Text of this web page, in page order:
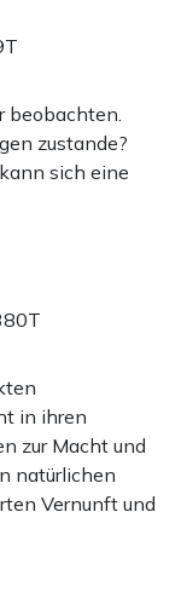
beobachten.
zustande?
sich eine
in ihren
zur Macht und
natürlichen
Vernunft und